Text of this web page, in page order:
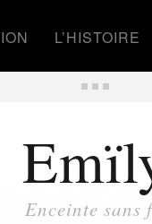
L’HISTOIRE
Enceinte sans